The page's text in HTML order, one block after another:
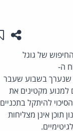
של גוגל
שנערך בשבוע שעבר
למנוע מקטינים את
להיתקל בתכניים
אינן מצליחות